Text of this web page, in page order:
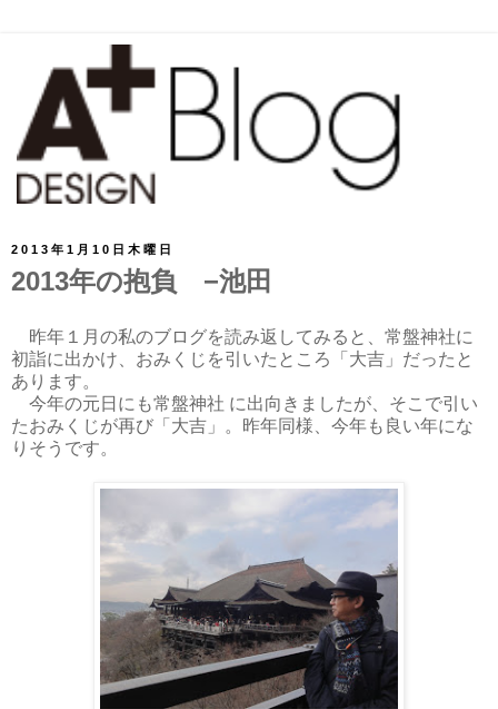
2013年1月10日木曜日
2013年の抱負 −池田
昨年１月の私のブログを読み返してみると、常盤神社に
初詣に出かけ、おみくじを引いたところ「大吉」だったと
あります。
今年の元日にも常盤神社 に出向きましたが、そこで引い
たおみくじが再び「大吉」。昨年同様、今年も良い年にな
りそうです。